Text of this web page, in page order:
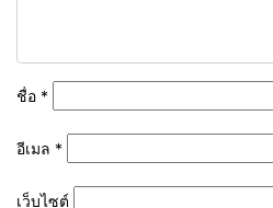
ชื่อ *
อีเมล *
เว็บไซต์